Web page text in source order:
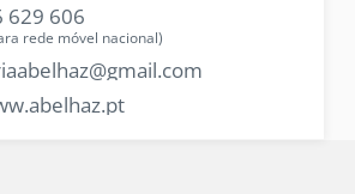
629 606
rede móvel nacional)